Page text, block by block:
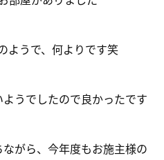
ようで、何よりです笑
うでしたので良かったです
がら、今年度もお施主様の